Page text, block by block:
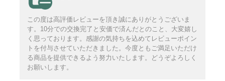
この度は高評価レビューを頂き誠にありがとうございま
す。10分での交換完了と安価で済んだとのこと、大変嬉し
く思っております。感謝の気持ちを込めてレビューポイン
トを付与させていただきました。今度ともご満足いただけ
る商品を提供できるよう努力いたします。どうぞよろしく
お願いします。